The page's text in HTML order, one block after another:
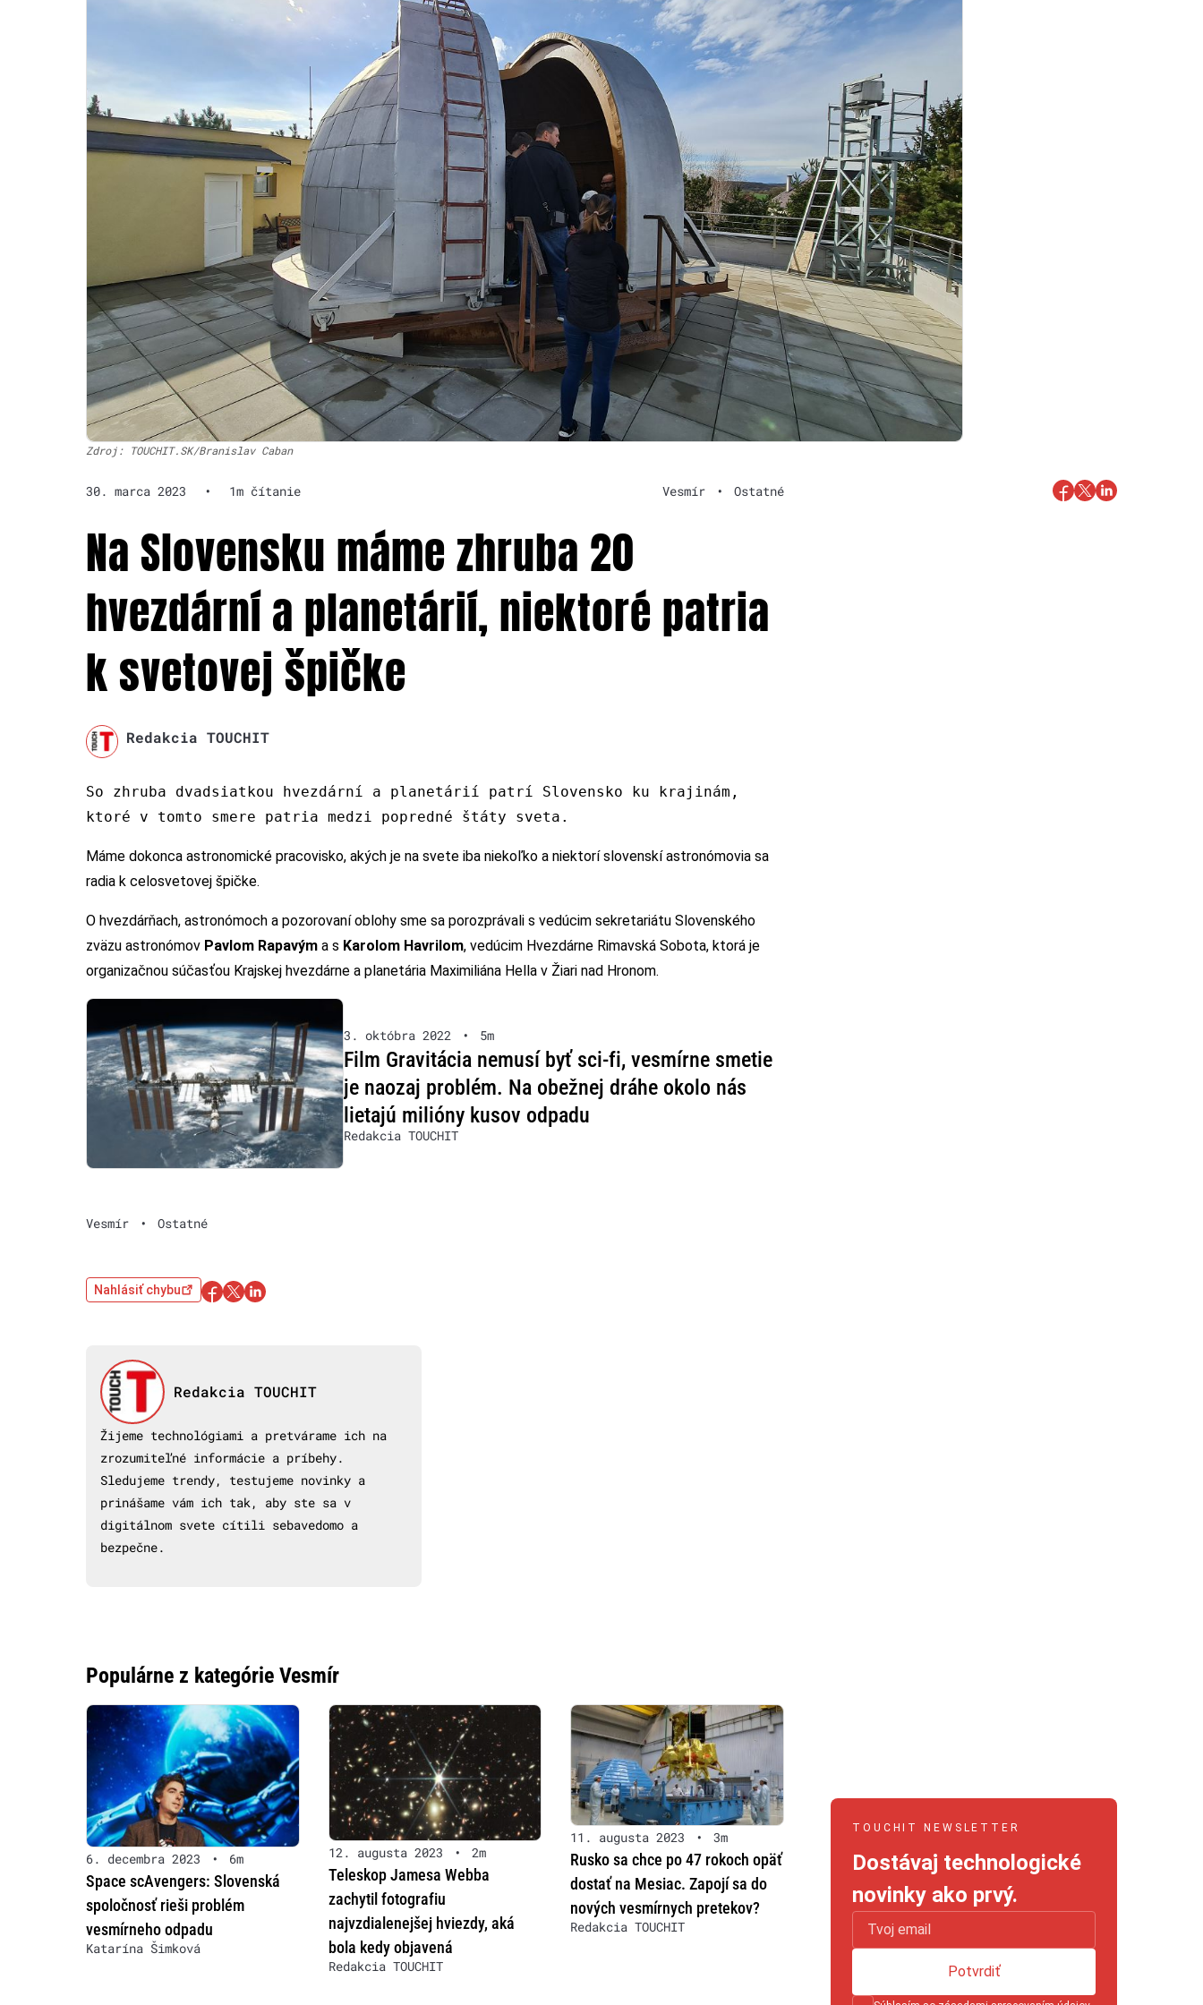
Zdroj: TOUCHIT.SK/Branislav Caban
30. marca 2023 • 1m čítanie Vesmír • Ostatné
Na Slovensku máme zhruba 20
hvezdární a planetárií, niektoré patria
k svetovej špičke
Redakcia TOUCHIT
So zhruba dvadsiatkou hvezdární a planetárií patrí Slovensko ku krajinám,
ktoré v tomto smere patria medzi popredné štáty sveta.
Máme dokonca astronomické pracovisko, akých je na svete iba niekoľko a niektorí slovenskí astronómovia sa
radia k celosvetovej špičke.
O hvezdárňach, astronómoch a pozorovaní oblohy sme sa porozprávali s vedúcim sekretariátu Slovenského
zväzu astronómov Pavlom Rapavým a s Karolom Havrilom, vedúcim Hvezdárne Rimavská Sobota, ktorá je
organizačnou súčasťou Krajskej hvezdárne a planetária Maximiliána Hella v Žiari nad Hronom.
3. októbra 2022 • 5m
Film Gravitácia nemusí byť sci-fi, vesmírne smetie
je naozaj problém. Na obežnej dráhe okolo nás
lietajú milióny kusov odpadu
Redakcia TOUCHIT
Vesmír • Ostatné
Nahlásiť chybu
Redakcia TOUCHIT
Žijeme technológiami a pretvárame ich na
zrozumiteľné informácie a príbehy.
Sledujeme trendy, testujeme novinky a
prinášame vám ich tak, aby ste sa v
digitálnom svete cítili sebavedomo a
bezpečne.
Populárne z kategórie Vesmír
6. decembra 2023 • 6m
Space scAvengers: Slovenská
spoločnosť rieši problém
vesmírneho odpadu
Katarína Šimková
12. augusta 2023 • 2m
Teleskop Jamesa Webba
zachytil fotografiu
najvzdialenejšej hviezdy, aká
bola kedy objavená
Redakcia TOUCHIT
11. augusta 2023 • 3m
Rusko sa chce po 47 rokoch opäť
dostať na Mesiac. Zapojí sa do
nových vesmírnych pretekov?
Redakcia TOUCHIT
TOUCHIT NEWSLETTER
Dostávaj technologické
novinky ako prvý.
Potvrdiť